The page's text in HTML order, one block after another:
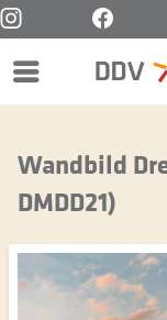
Menü
Wandbild
DMDD21)